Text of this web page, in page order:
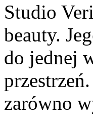
Studio
beauty.
do jednej
zarówno